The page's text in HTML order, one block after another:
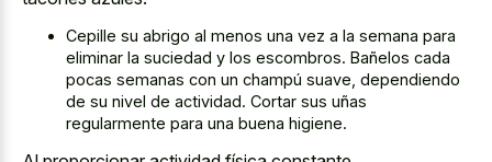
Cepille su abrigo al menos una vez a la semana para
eliminar la suciedad y los escombros. Bañelos cada
pocas semanas con un champú suave, dependiendo
de su nivel de actividad. Cortar sus uñas
regularmente para una buena higiene.